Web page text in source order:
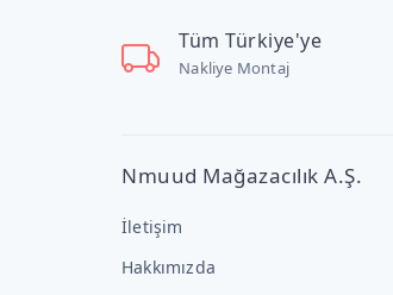
Tüm Türkiye'ye
Nakliye Montaj
Nmuud Mağazacılık A.Ş.
İletişim
Hakkımızda